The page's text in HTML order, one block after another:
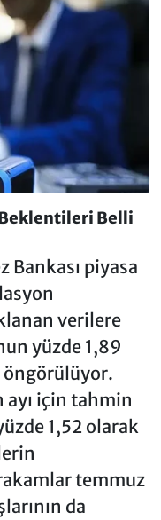
Beklentileri Belli
Bankası piyasa
verilere
yüzde 1,89
öngörülüyor.
ayı için tahmin
1,52 olarak
temmuz
da